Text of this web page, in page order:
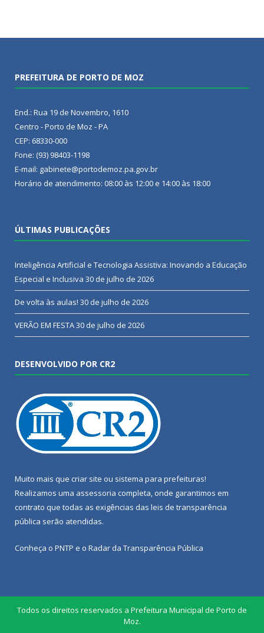
PREFEITURA DE PORTO DE MOZ
End.: Rua 19 de Novembro, 1610
Centro - Porto de Moz - PA
CEP: 68330-000
Fone: (93) 98403-1198
E-mail: gabinete@portodemoz.pa.gov.br
Horário de atendimento: 08:00 às 12:00 e 14:00 às 18:00
ÚLTIMAS PUBLICAÇÕES
Inteligência Artificial e Tecnologia Assistiva: Inovando a Educação
Especial e Inclusiva 30 de julho de 2026
De volta às aulas! 30 de julho de 2026
VERÃO EM FESTA30 de julho de 2026
DESENVOLVIDO POR CR2
Muito mais que criar site ou sistema para prefeituras!
Realizamos uma assessoria completa, onde garantimos em
contrato que todas as exigências das leis de transparência
pública serão atendidas.
Conheça o PNTP e o Radar da Transparência Pública
Todos os direitos reservados a Prefeitura Municipal de Porto de
Moz.